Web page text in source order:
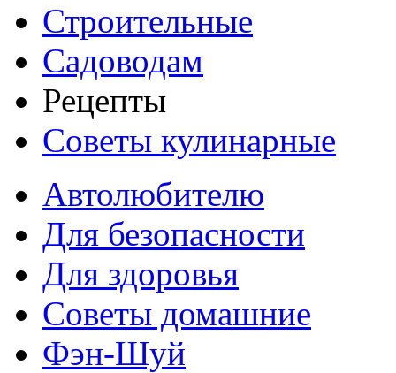
Строительные
Садоводам
Рецепты
Советы кулинарные
Автолюбителю
Для безопасности
Для здоровья
Советы домашние
Фэн-Шуй